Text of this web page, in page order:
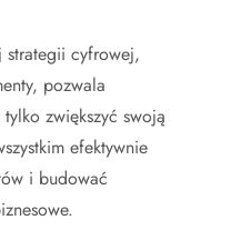
strategii cyfrowej,
pozwala
zwiększyć swoją
efektywnie
i budować